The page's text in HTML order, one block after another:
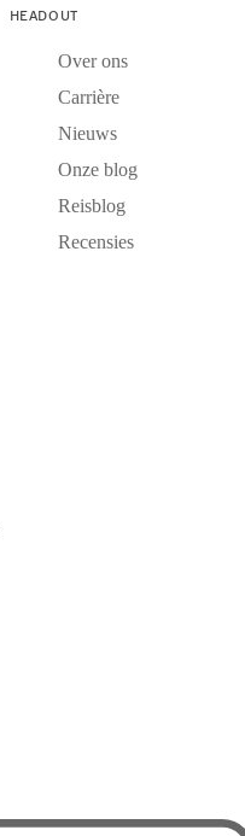
HEADOUT
Over ons
Carrière
Nieuws
Onze blog
Reisblog
Recensies